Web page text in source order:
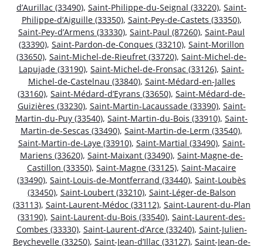
d’Aurillac (33490), Saint-Philippe-du-Seignal (33220), Saint-
Philippe-d’Aiguille (33350), Saint-Pey-de-Castets (33350),
Saint-Pey-d’Armens (33330), Saint-Paul (87260), Saint-Paul
(33390), Saint-Pardon-de-Conques (33210), Saint-Morillon
(33650), Saint-Michel-de-Rieufret (33720), Saint-Michel-de-
Lapujade (33190), Saint-Michel-de-Fronsac (33126), Saint-
Michel-de-Castelnau (33840), Saint-Médard-en-Jalles
(33160), Saint-Médard-d’Eyrans (33650), Saint-Médard-de-
Guizières (33230), Saint-Martin-Lacaussade (33390), Saint-
Martin-du-Puy (33540), Saint-Martin-du-Bois (33910), Saint-
Martin-de-Sescas (33490), Saint-Martin-de-Lerm (33540),
Saint-Martin-de-Laye (33910), Saint-Martial (33490), Saint-
Mariens (33620), Saint-Maixant (33490), Saint-Magne-de-
Castillon (33350), Saint-Magne (33125), Saint-Macaire
(33490), Saint-Louis-de-Montferrand (33440), Saint-Loubès
(33450), Saint-Loubert (33210), Saint-Léger-de-Balson
(33113), Saint-Laurent-Médoc (33112), Saint-Laurent-du-Plan
(33190), Saint-Laurent-du-Bois (33540), Saint-Laurent-des-
Combes (33330), Saint-Laurent-d’Arce (33240), Saint-Julien-
Beychevelle (33250), Saint-Jean-d’Illac (33127), Saint-Jean-de-